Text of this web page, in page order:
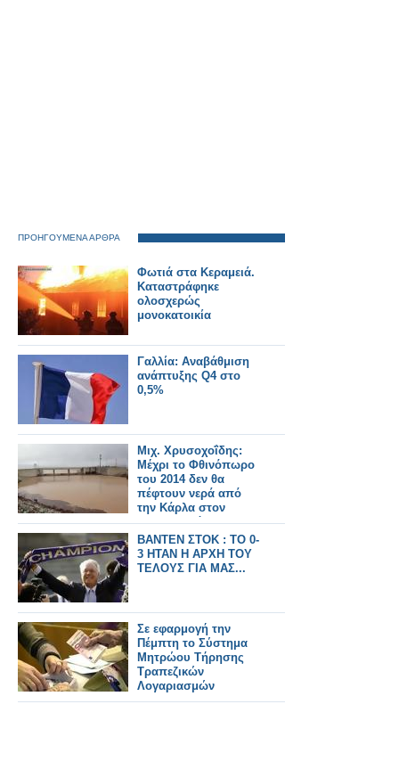
ΠΡΟΗΓΟΥΜΕΝΑ ΑΡΘΡΑ
Φωτιά στα Κεραμειά.
Καταστράφηκε
ολοσχερώς
μονοκατοικία
Γαλλία: Αναβάθμιση
ανάπτυξης Q4 στο
0,5%
Μιχ. Χρυσοχοΐδης:
Μέχρι το Φθινόπωρο
του 2014 δεν θα
πέφτουν νερά από
την Κάρλα στον
Παγασητικό
ΒΑΝΤΕΝ ΣΤΟΚ : ΤΟ 0-
3 ΗΤΑΝ Η ΑΡΧΗ ΤΟΥ
ΤΕΛΟΥΣ ΓΙΑ ΜΑΣ...
Σε εφαρμογή την
Πέμπτη το Σύστημα
Μητρώου Τήρησης
Τραπεζικών
Λογαριασμών